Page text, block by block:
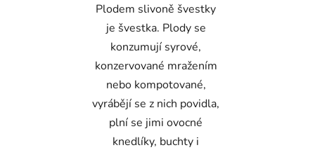
Plodem slivoně švestky
je švestka. Plody se
konzumují syrové,
konzervované mražením
nebo kompotované,
vyrábějí se z nich povidla,
plní se jimi ovocné
knedlíky, buchty i